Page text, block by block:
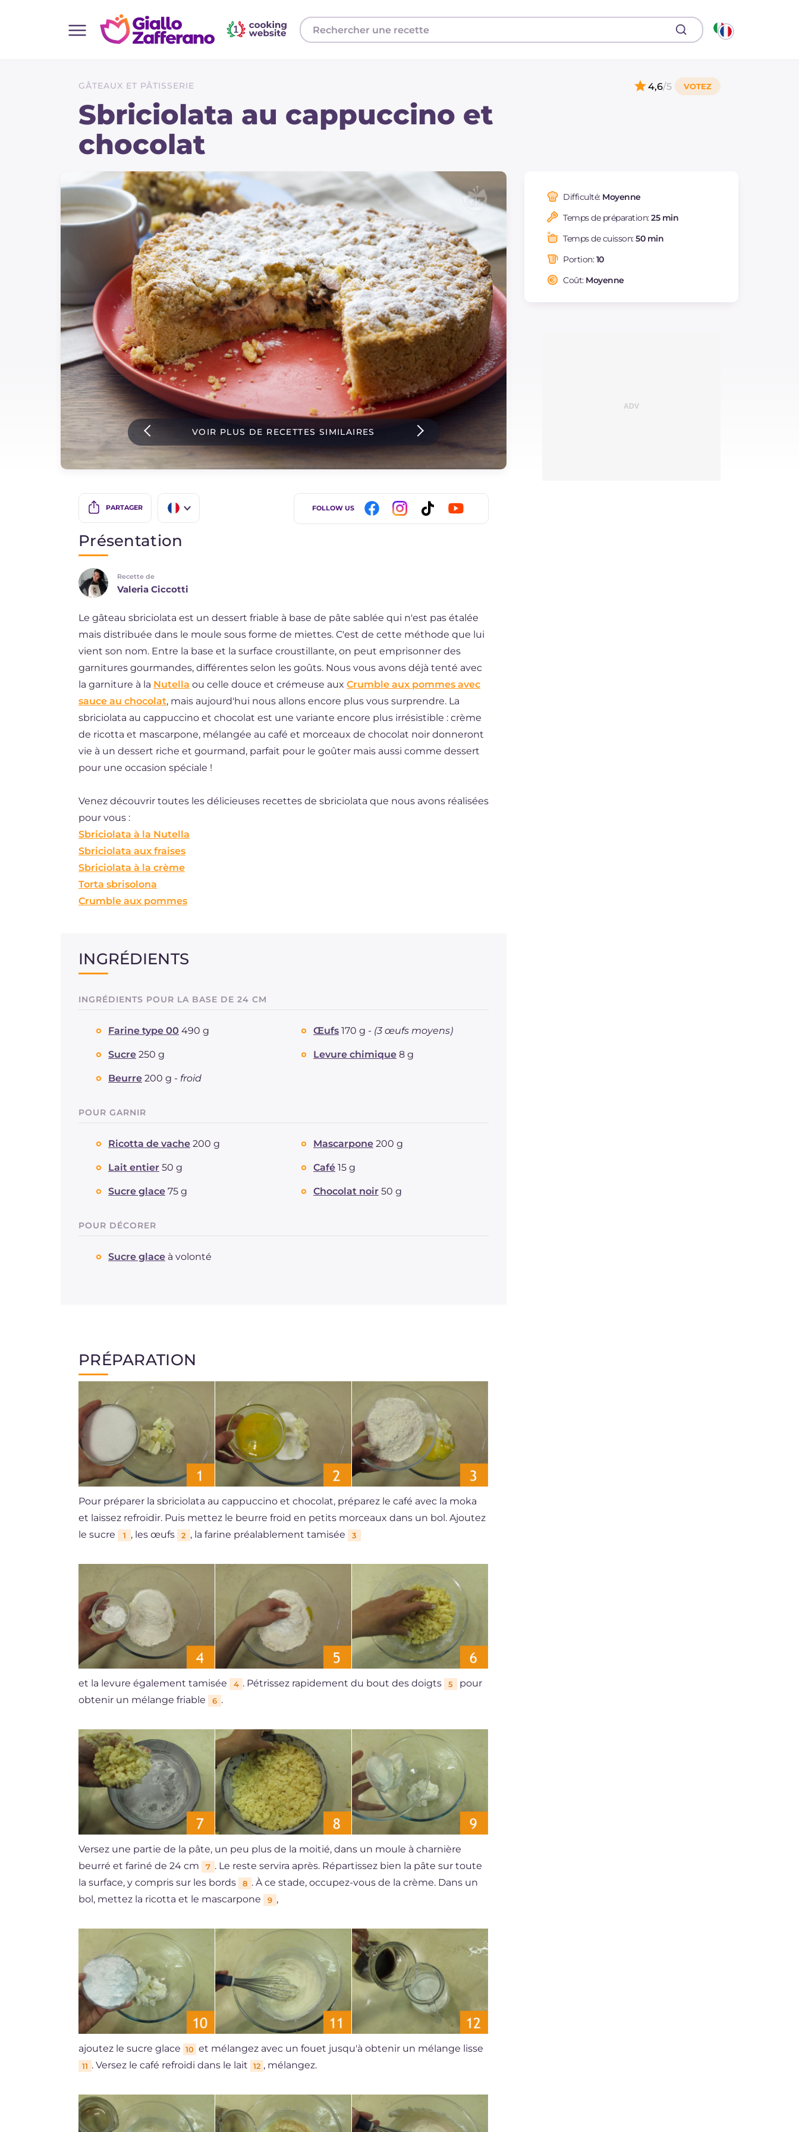
Toutes les recettes
Plats principaux
Accompagnement
Pizzas et focaccia
Dernieres recettes
IT Website
Instagram
YouTube
GÂTEAUX ET PÂTISSERIE
Sbriciolata au cappuccino et
chocolat
4,6/5
VOIR PLUS DE RECETTES SIMILAIRES
PARTAGER
BR
FOLLOW US
Difficulté: Moyenne
Temps de préparation:25 min
Temps de cuisson:50 min
Portion:10
Coût: Moyenne
Présentation
Recette de
Valeria Ciccotti
Le gâteau sbriciolata est un dessert friable à base de pâte sablée qui n'est pas étalée
mais distribuée dans le moule sous forme de miettes. C'est de cette méthode que lui
vient son nom. Entre la base et la surface croustillante, on peut emprisonner des
garnitures gourmandes, différentes selon les goûts. Nous vous avons déjà tenté avec
la garniture à la Nutella ou celle douce et crémeuse aux Crumble aux pommes avec
sauce au chocolat, mais aujourd'hui nous allons encore plus vous surprendre. La
sbriciolata au cappuccino et chocolat est une variante encore plus irrésistible : crème
de ricotta et mascarpone, mélangée au café et morceaux de chocolat noir donneront
vie à un dessert riche et gourmand, parfait pour le goûter mais aussi comme dessert
pour une occasion spéciale !
Venez découvrir toutes les délicieuses recettes de sbriciolata que nous avons réalisées
pour vous :
Sbriciolata à la Nutella
Sbriciolata aux fraises
Sbriciolata à la crème
Torta sbrisolona
Crumble aux pommes
INGRÉDIENTS
INGRÉDIENTS POUR LA BASE DE 24 CM
Farine type 00 490 g Œufs 170 g - (3 œufs moyens)
Sucre 250 g Levure chimique 8 g
Beurre 200 g - froid
POUR GARNIR
Ricotta de vache 200 g Mascarpone 200 g
Lait entier 50 g Café 15 g
Sucre glace 75 g Chocolat noir 50 g
POUR DÉCORER
Sucre glace à volonté
PRÉPARATION
Pour préparer la sbriciolata au cappuccino et chocolat, préparez le café avec la moka
et laissez refroidir. Puis mettez le beurre froid en petits morceaux dans un bol. Ajoutez
le sucre
1 , les œufs 2 , la farine préalablement tamisée 3
et la levure également tamisée 4 . Pétrissez rapidement du bout des doigts 5
pour
obtenir un mélange friable
6 .
Versez une partie de la pâte, un peu plus de la moitié, dans un moule à charnière
beurré et fariné de 24 cm
7 . Le reste servira après. Répartissez bien la pâte sur toute
la surface, y compris sur les bords
8 . À ce stade, occupez-vous de la crème. Dans un
bol, mettez la ricotta et le mascarpone
9 ,
ajoutez le sucre glace 10 et mélangez avec un fouet jusqu'à obtenir un mélange lisse
11 . Versez le café refroidi dans le lait 12 , mélangez.